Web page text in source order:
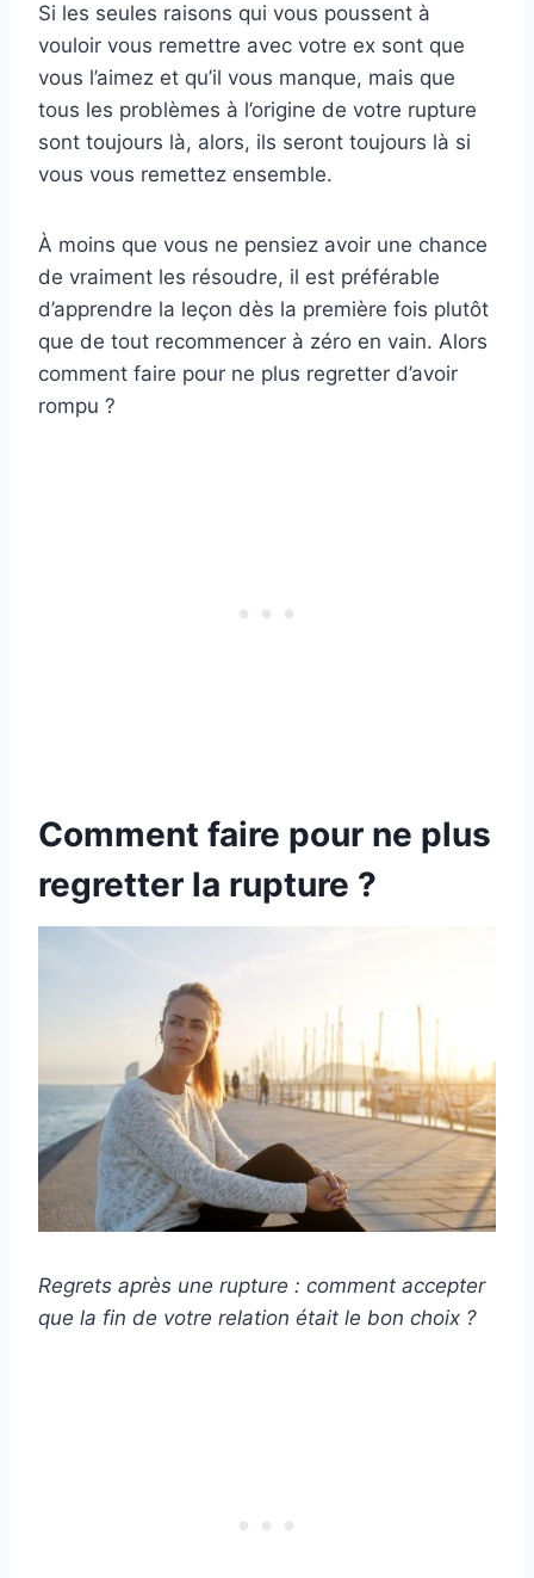
Si les seules raisons qui vous poussent à
vouloir vous remettre avec votre ex sont que
vous l’aimez et qu’il vous manque, mais que
tous les problèmes à l’origine de votre rupture
sont toujours là, alors, ils seront toujours là si
vous vous remettez ensemble.
À moins que vous ne pensiez avoir une chance
de vraiment les résoudre, il est préférable
d’apprendre la leçon dès la première fois plutôt
que de tout recommencer à zéro en vain. Alors
comment faire pour ne plus regretter d’avoir
rompu ?
Comment faire pour ne plus
regretter la rupture ?
Regrets après une rupture : comment accepter
que la fin de votre relation était le bon choix ?